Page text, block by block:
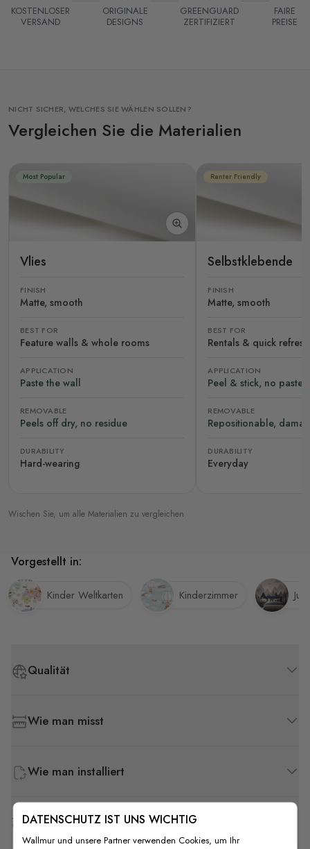
KOSTENLOSER
VERSAND
ORIGINALE
DESIGNS
GREENGUARD
ZERTIFIZIERT
FAIRE
PREISE
NICHT SICHER, WELCHES SIE WÄHLEN SOLLEN?
Vergleichen Sie die Materialien
Most Popular
Vlies
FINISH
Matte, smooth
BEST FOR
Feature walls & whole rooms
APPLICATION
Paste the wall
REMOVABLE
Peels off dry, no residue
DURABILITY
Hard-wearing
Renter Friendly
Selbstklebende
FINISH
Matte, smooth
BEST FOR
Rentals & quick
APPLICATION
Peel & stick, no paste
REMOVABLE
Repositionable,
DURABILITY
Everyday
Wischen Sie, um alle Materialien zu vergleichen
Qualität
Wie man misst
Wie man installiert
Versand & Rückgabe
Vorgestellt in:
Kinder Weltkarten Kinderzimmer
DATENSCHUTZ IST UNS WICHTIG
Wallmur und unsere Partner verwenden Cookies, um Ihr